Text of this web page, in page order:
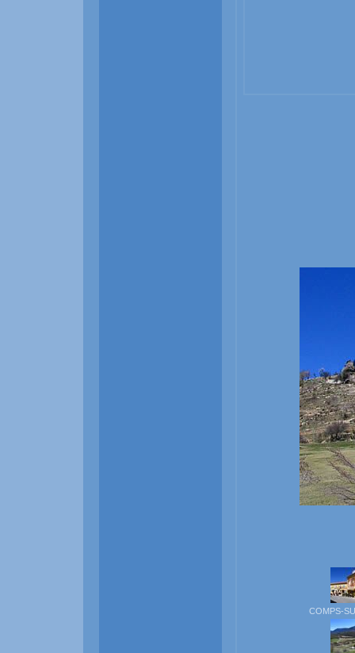
COMPS-